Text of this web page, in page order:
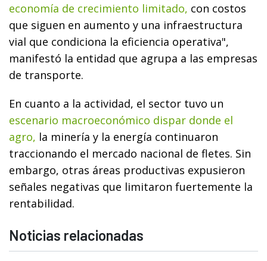
economía de crecimiento limitado, con costos
que siguen en aumento y una infraestructura
vial que condiciona la eficiencia operativa",
manifestó la entidad que agrupa a las empresas
de transporte.
En cuanto a la actividad, el sector tuvo un
escenario macroeconómico dispar donde el
agro, la minería y la energía continuaron
traccionando el mercado nacional de fletes. Sin
embargo, otras áreas productivas expusieron
señales negativas que limitaron fuertemente la
rentabilidad.
Noticias relacionadas